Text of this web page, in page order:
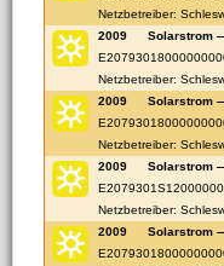
Netzbetreiber:
2009
Solarstrom
Netzbetreiber:
2009
Solarstrom
Netzbetreiber:
2009
Solarstrom
Netzbetreiber:
2009
Solarstrom